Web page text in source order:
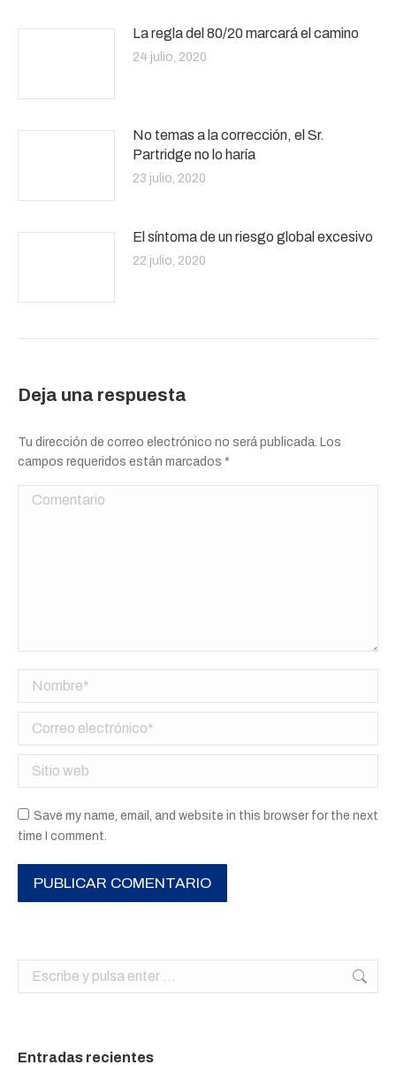
La regla del 80/20 marcará el camino
24 julio, 2020
No temas a la corrección, el Sr.
Partridge no lo haría
23 julio, 2020
El síntoma de un riesgo global excesivo
22 julio, 2020
Deja una respuesta
Tu dirección de correo electrónico no será publicada. Los
campos requeridos están marcados *
Comentario
Nombre *
Correo electrónico *
Sitio web
Save my name, email, and website in this browser for the next
time I comment.
PUBLICAR COMENTARIO
Buscar:
Entradas recientes